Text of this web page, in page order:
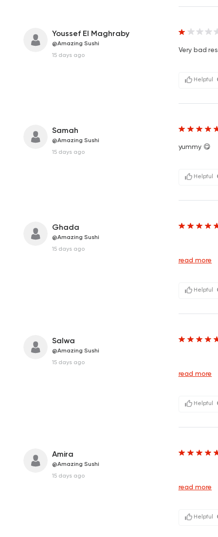
Youssef El Maghraby
@Amazing Sushi
15 days ago
Very bad
Helpful
Samah
@Amazing Sushi
15 days ago
yummy 😋‎
Helpful
Ghada
@Amazing Sushi
15 days ago
read more
Helpful
Salwa
@Amazing Sushi
15 days ago
read more
Helpful
Amira
@Amazing Sushi
15 days ago
read more
Helpful